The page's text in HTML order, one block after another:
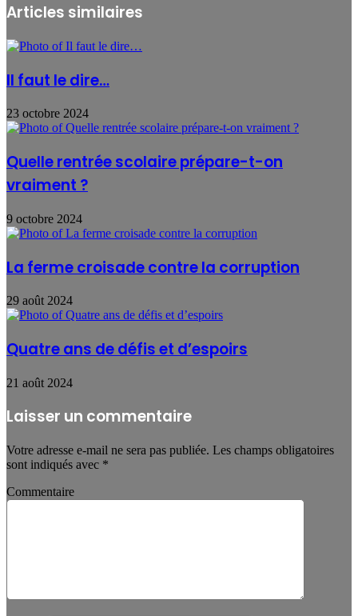
Articles similaires
Il faut le dire…
23 octobre 2024
Quelle rentrée scolaire prépare-t-on
vraiment ?
9 octobre 2024
La ferme croisade contre la corruption
29 août 2024
Quatre ans de défis et d’espoirs
21 août 2024
Laisser un commentaire
Votre adresse e-mail ne sera pas publiée. Les champs obligatoires
sont indiqués avec *
Commentaire